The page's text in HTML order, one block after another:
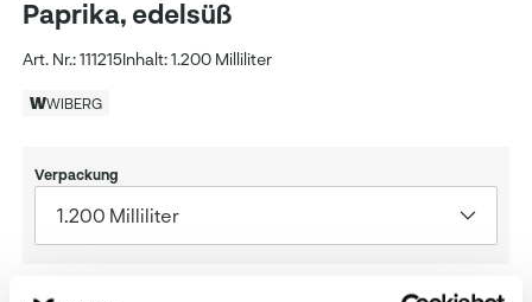
Paprika, edelsüß
Art. Nr.: 111215Inhalt: 1.200 Milliliter
WIBERG
Verpackung
1.200 Milliliter